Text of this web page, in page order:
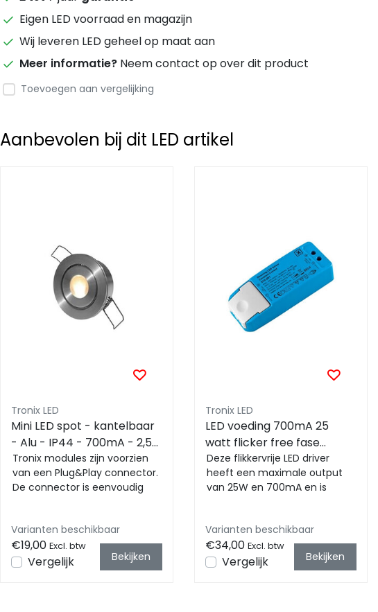
Eigen LED voorraad en magazijn
Wij leveren LED geheel op maat aan
Meer informatie? Neem contact op over dit product
Toevoegen aan vergelijking
Aanbevolen bij dit LED artikel
Tronix LED
Mini LED spot - kantelbaar
- Alu - IP44 - 700mA - 2,5
watt
Tronix modules zijn voorzien
van een Plug&Play connector.
De connector is eenvoudig
Varianten beschikbaar
€19,00 Excl. btw
Vergelijk Bekijken
Tronix LED
LED voeding 700mA 25
watt flicker free fase
afsnijding - IP20
Deze flikkervrije LED driver
heeft een maximale output
van 25W en 700mA en is
Varianten beschikbaar
€34,00 Excl. btw
Vergelijk Bekijken